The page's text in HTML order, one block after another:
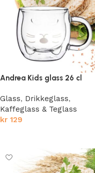
Andrea Kids glass 26 cl
Glass, Drikkeglass,
Kaffeglass & Teglass
kr 129